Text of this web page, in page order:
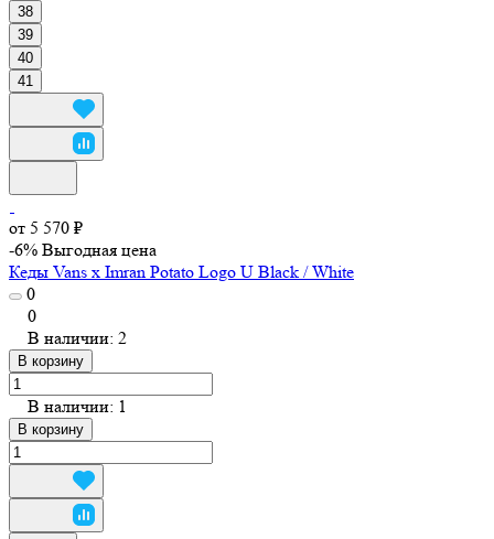
38
39
40
41
от 5 570 ₽
-6% Выгодная цена
Кеды Vans x Imran Potato Logo U Black / White
0
0
В наличии: 2
В корзину
В наличии: 1
В корзину